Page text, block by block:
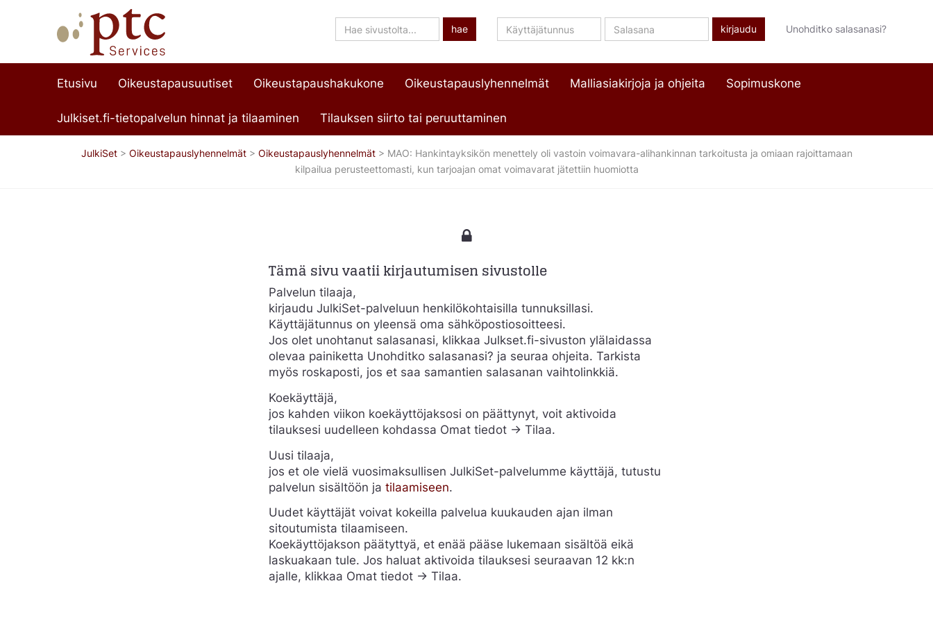
Hae
sivustolta
hae Käyttäjätunnus Salasana Unohditko salasanasi?
Etusivu Oikeustapausuutiset Oikeustapaushakukone Oikeustapauslyhennelmät Malliasiakirjoja ja ohjeita Sopimuskone
Julkiset.fi-tietopalvelun hinnat ja tilaaminen Tilauksen siirto tai peruuttaminen
JulkiSet> Oikeustapauslyhennelmät> Oikeustapauslyhennelmät> MAO: Hankintayksikön menettely oli vastoin voimavara-alihankinnan tarkoitusta ja omiaan rajoittamaan
kilpailua perusteettomasti, kun tarjoajan omat voimavarat jätettiin huomiotta
Tämä sivu vaatii kirjautumisen sivustolle
Palvelun tilaaja,
kirjaudu JulkiSet-palveluun henkilökohtaisilla tunnuksillasi.
Käyttäjätunnus on yleensä oma sähköpostiosoitteesi.
Jos olet unohtanut salasanasi, klikkaa Julkset.fi-sivuston ylälaidassa
olevaa painiketta Unohditko salasanasi? ja seuraa ohjeita. Tarkista
myös roskaposti, jos et saa samantien salasanan vaihtolinkkiä.
Koekäyttäjä,
jos kahden viikon koekäyttöjaksosi on päättynyt, voit aktivoida
tilauksesi uudelleen kohdassa Omat tiedot -> Tilaa.
Uusi tilaaja,
jos et ole vielä vuosimaksullisen JulkiSet-palvelumme käyttäjä, tutustu
palvelun sisältöön ja tilaamiseen.
Uudet käyttäjät voivat kokeilla palvelua kuukauden ajan ilman
sitoutumista tilaamiseen.
Koekäyttöjakson päätyttyä, et enää pääse lukemaan sisältöä eikä
laskuakaan tule. Jos haluat aktivoida tilauksesi seuraavan 12 kk:n
ajalle, klikkaa Omat tiedot -> Tilaa.